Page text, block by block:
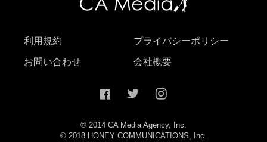
利用規約 プライバシーポリシー
お問い合わせ 会社概要
© 2014 CA Media Agency, Inc.
© 2018 HONEY COMMUNICATIONS, Inc.